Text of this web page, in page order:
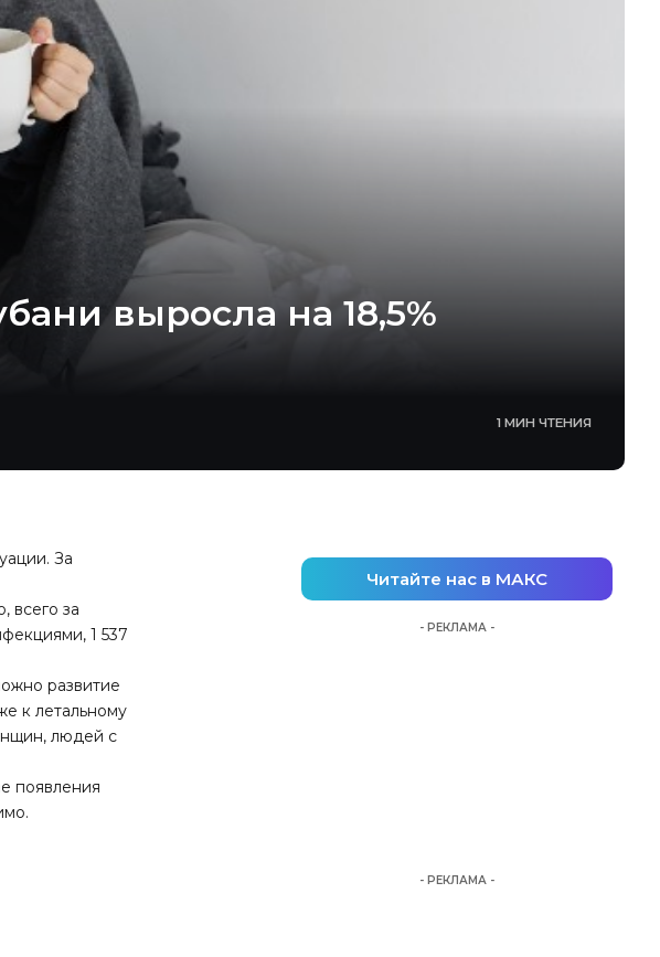
выросла на 18,5%
1 МИН ЧТЕНИЯ
За
всего за
1 537
развитие
к летальному
людей с
появления
Читайте нас в МАКС
- РЕКЛАМА -
- РЕКЛАМА -